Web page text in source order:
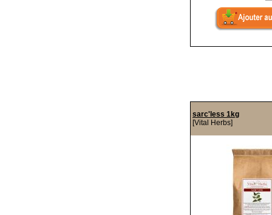
sarc'less 1kg
[Vital Herbs]